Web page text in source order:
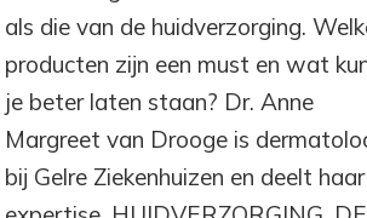
als die van de huidverzorging.
producten zijn een must en wat
je beter laten staan? Dr. Anne
Margreet van Drooge is
bij Gelre Ziekenhuizen en deelt haar